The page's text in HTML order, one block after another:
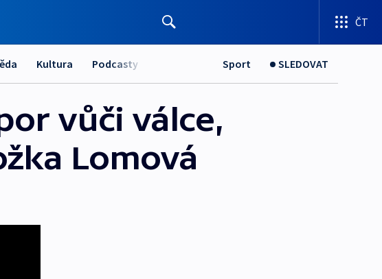
ČT
Kultura Podcasty Sport SLEDOVAT
vůči válce,
Lomová